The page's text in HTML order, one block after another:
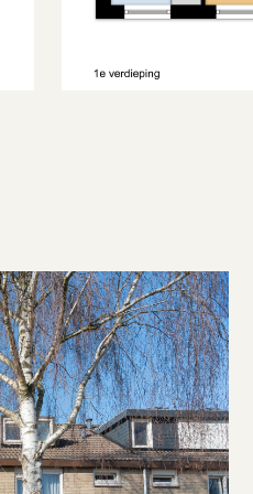
steen
m2
dubbel glas, hr glas